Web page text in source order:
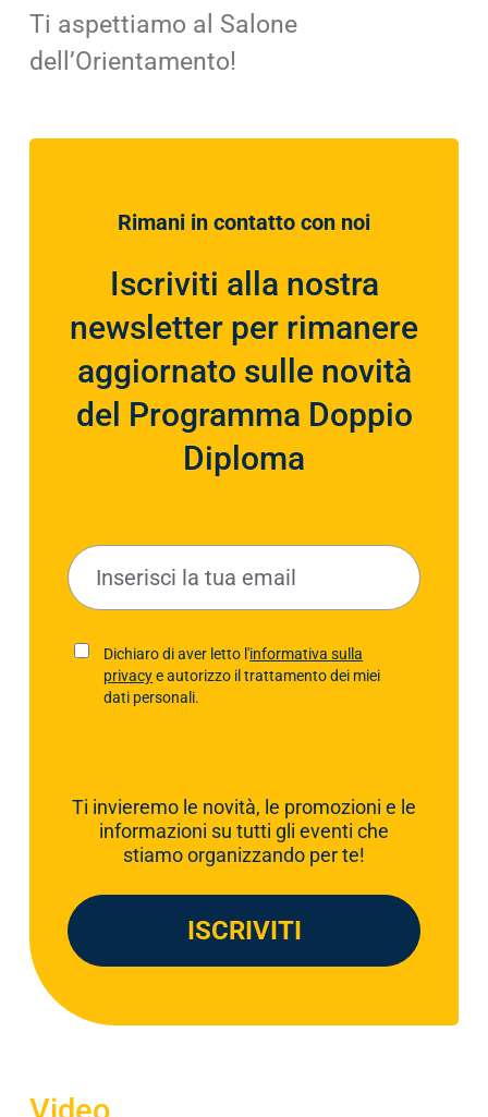
Ti aspettiamo al Salone
dell’Orientamento!
Rimani in contatto con noi
Iscriviti alla nostra
newsletter per rimanere
aggiornato sulle novità
del Programma Doppio
Diploma
E
m
a
P
y
i
c
Dichiaro di aver letto l'informativa sulla
privacye autorizzo il trattamento dei miei
dati personali.
Ti invieremo le novità, le promozioni e le
informazioni su tutti gli eventi che
stiamo organizzando per te!
ISCRIVITI